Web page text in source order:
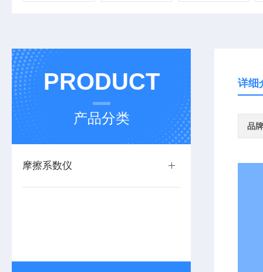
PRODUCT
产品分类
摩擦系数仪
详细
品牌